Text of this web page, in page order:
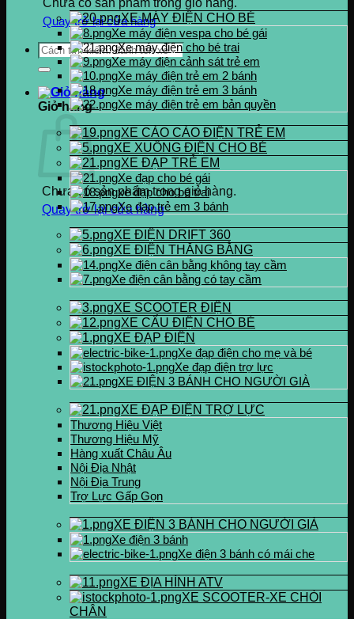
Chưa có sản phẩm trong giỏ hàng.
Quay trở lại cửa hàng
Tìm
kiếm:
Giỏ hàng
Chưa có sản phẩm trong giỏ hàng.
Quay trở lại cửa hàng
XE MÁY ĐIỆN CHO BÉ
Xe máy điện vespa cho bé gái
Xe máy điện cho bé trai
Xe máy điện cảnh sát trẻ em
Xe máy điện trẻ em 2 bánh
Xe máy điện trẻ em 3 bánh
Xe máy điện trẻ em bản quyền
XE CÀO CÀO ĐIỆN TRẺ EM
XE XUỒNG ĐIỆN CHO BÉ
XE ĐẠP TRẺ EM
Xe đạp cho bé gái
xe đạp cho bé trai
Xe đạp trẻ em 3 bánh
XE ĐIỆN DRIFT 360
XE ĐIỆN THĂNG BẰNG
Xe điện cân bằng không tay cầm
Xe điện cân bằng có tay cầm
XE SCOOTER ĐIỆN
XE CẨU ĐIỆN CHO BÉ
XE ĐẠP ĐIỆN
Xe đạp điện cho mẹ và bé
Xe đạp điện trợ lực
XE ĐIỆN 3 BÁNH CHO NGƯỜI GIÀ
XE ĐẠP ĐIỆN TRỢ LỰC
Thương Hiệu Việt
Thương Hiệu Mỹ
Hàng xuất Châu Âu
Nội Địa Nhật
Nội Địa Trung
Trợ Lực Gấp Gọn
XE ĐIỆN 3 BÁNH CHO NGƯỜI GIÀ
Xe điện 3 bánh
Xe điện 3 bánh có mái che
XE ĐỊA HÌNH ATV
XE SCOOTER-XE CHÒI
CHÂN